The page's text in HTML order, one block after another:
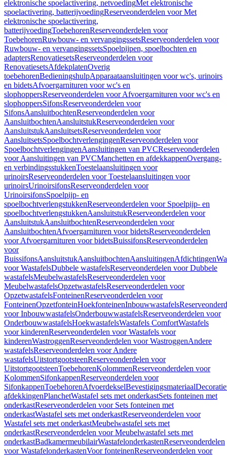
elektronische spoelactivering, netvoedingMet elektronische
spoelactivering, batterijvoedingReserveonderdelen voor Met
elektronische spoelactivering,
batterijvoedingToebehorenReserveonderdelen voor
ToebehorenRuwbouw- en vervangingssetsReserveonderdelen voor
Ruwbouw- en vervangingssetsSpoelpijpen, spoelbochten en
adaptersRenovatiesetsReserveonderdelen voor
RenovatiesetsAfdekplatenOverig
toebehorenBedieningshulpApparaataansluitingen voor wc's, urinoirs
en bidetsAfvoergarnituren voor wc's en
slophoppersReserveonderdelen voor Afvoergarnituren voor wc's en
slophoppersSifonsReserveonderdelen voor
SifonsAansluitbochtenReserveonderdelen voor
AansluitbochtenAansluitstukReserveonderdelen voor
AansluitstukAansluitsetsReserveonderdelen voor
AansluitsetsSpoelbochtverlengingenReserveonderdelen voor
SpoelbochtverlengingenAansluitingen van PVCReserveonderdelen
voor Aansluitingen van PVCManchetten en afdekkappenOvergang-
en verbindingsstukkenToestelaansluitingen voor
urinoirsReserveonderdelen voor Toestelaansluitingen voor
urinoirsUrinoirsifonsReserveonderdelen voor
UrinoirsifonsSpoelpijp- en
spoelbochtverlengstukkenReserveonderdelen voor Spoelpijp- en
spoelbochtverlengstukkenAansluitstukReserveonderdelen voor
AansluitstukAansluitbochtenReserveonderdelen voor
AansluitbochtenAfvoergarnituren voor bidetsReserveonderdelen
voor Afvoergarnituren voor bidetsBuissifonsReserveonderdelen
voor
BuissifonsAansluitstukAansluitbochtenAansluitingenAfdichtingen
voor WastafelsDubbele wastafelsReserveonderdelen voor Dubbele
wastafelsMeubelwastafelsReserveonderdelen voor
MeubelwastafelsOpzetwastafelsReserveonderdelen voor
OpzetwastafelsFonteinenReserveonderdelen voor
FonteinenOpzetfonteinHoekfonteinenInbouwwastafels
voor InbouwwastafelsOnderbouwwastafelsReserveonderdelen voor
OnderbouwwastafelsHoekwastafelsWastafels ComfortWastafels
voor kinderenReserveonderdelen voor Wastafels voor
kinderenWastroggenReserveonderdelen voor WastroggenAndere
wastafelsReserveonderdelen voor Andere
wastafelsUitstortgootsteenReserveonderdelen voor
UitstortgootsteenToebehorenKolommenReserveonderdelen voor
KolommenSifonkappenReserveonderdelen voor
SifonkappenToebehorenAfvoerdekselBevestigingsmateriaal
afdekkingenPlanchetWastafel sets met onderkastSets fonteinen met
onderkastReserveonderdelen voor Sets fonteinen met
onderkastWastafel sets met onderkastReserveonderdelen voor
Wastafel sets met onderkastMeubelwastafel sets met
onderkastReserveonderdelen voor Meubelwastafel sets met
onderkastBadkamermeubilairWastafelonderkastenReserveonderdelen
voor WastafelonderkastenVoor fonteinenReserveonderdelen voor